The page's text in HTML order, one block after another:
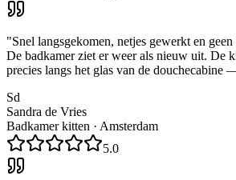
"Snel langsgekomen, netjes gewerkt en
De badkamer ziet er weer als nieuw uit. De
precies langs het glas van de douchecabine
Sd
Sandra de Vries
Badkamer kitten · Amsterdam
5.0